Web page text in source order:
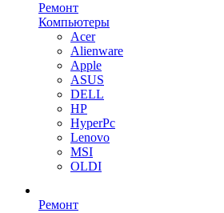
Ремонт
Компьютеры
Acer
Alienware
Apple
ASUS
DELL
HP
HyperPc
Lenovo
MSI
OLDI
Ремонт